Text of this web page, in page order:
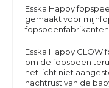
Esska Happy
gemaakt voor
fopspeenfabrikanten
Esska Happy
om de fopspeen
het licht niet
nachtrust van de